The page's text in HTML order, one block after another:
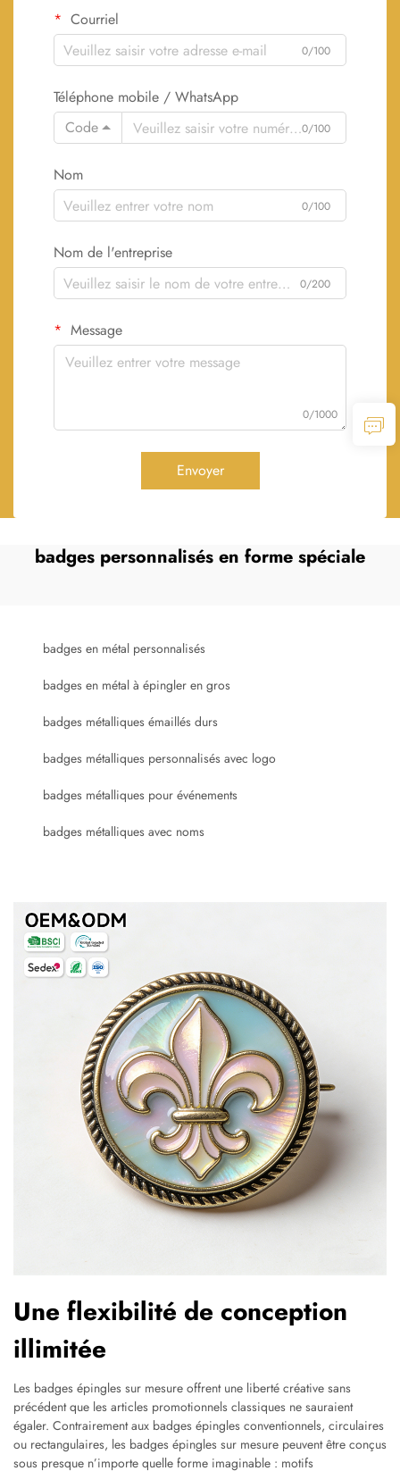
Courriel
0/100
Téléphone mobile / WhatsApp
Code
0/100
Nom
0/100
Nom de l'entreprise
0/200
Message
0/1000
Envoyer
badges personnalisés en forme spéciale
badges en métal personnalisés
badges en métal à épingler en gros
badges métalliques émaillés durs
badges métalliques personnalisés avec logo
badges métalliques pour événements
badges métalliques avec noms
Une flexibilité de conception
illimitée
Les badges épingles sur mesure offrent une liberté créative sans
précédent que les articles promotionnels classiques ne sauraient
égaler. Contrairement aux badges épingles conventionnels, circulaires
ou rectangulaires, les badges épingles sur mesure peuvent être conçus
sous presque n’importe quelle forme imaginable : motifs